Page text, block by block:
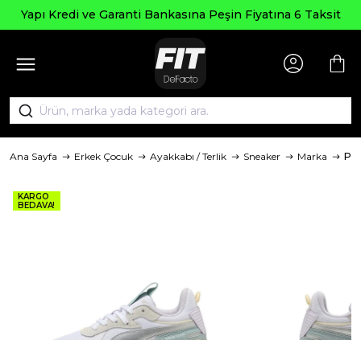
Yapı Kredi ve Garanti Bankasına Peşin Fiyatına 6 Taksit
Ana Sayfa Erkek Çocuk Ayakkabı / Terlik Sneaker Marka
KARGO
BEDAVA!